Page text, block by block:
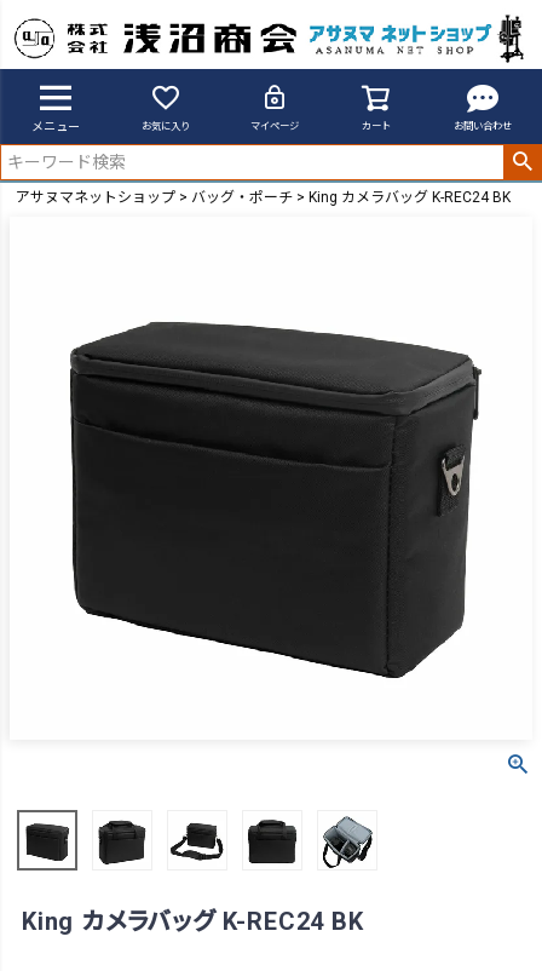
メニュー お気に入り マイページ カート お問い合わせ
アサヌマネットショップ バッグ・ポーチ King カメラバッグ K-REC24 BK
King カメラバッグ K-REC24 BK